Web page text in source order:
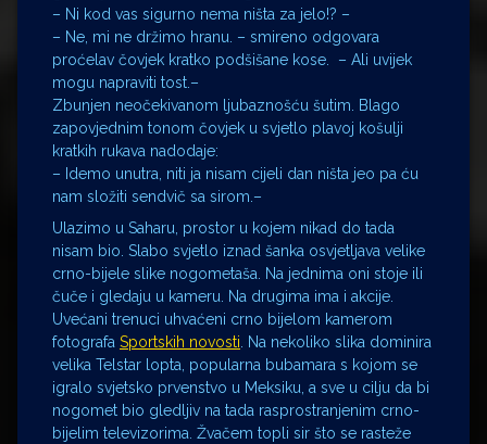
– Ni kod vas sigurno nema ništa za jelo!? –
– Ne, mi ne držimo hranu. – smireno odgovara
proćelav čovjek kratko podšišane kose. – Ali uvijek
mogu napraviti tost.–
Zbunjen neočekivanom ljubaznošću šutim. Blago
zapovjednim tonom čovjek u svjetlo plavoj košulji
kratkih rukava nadodaje: ­
– Idemo unutra, niti ja nisam cijeli dan ništa jeo pa ću
nam složiti sendvič sa sirom.–
Ulazimo u Saharu, prostor u kojem nikad do tada
nisam bio. Slabo svjetlo iznad šanka osvjetljava velike
crno-bijele slike nogometaša. Na jednima oni stoje ili
čuče i gledaju u kameru. Na drugima ima i akcije.
Uvećani trenuci uhvaćeni crno bijelom kamerom
fotografa Sportskih novosti . Na nekoliko slika dominira
velika Telstar lopta, popularna bubamara s kojom se
igralo svjetsko prvenstvo u Meksiku, a sve u cilju da bi
nogomet bio gledljiv na tada rasprostranjenim crno-
bijelim televizorima. Žvačem topli sir što se rasteže